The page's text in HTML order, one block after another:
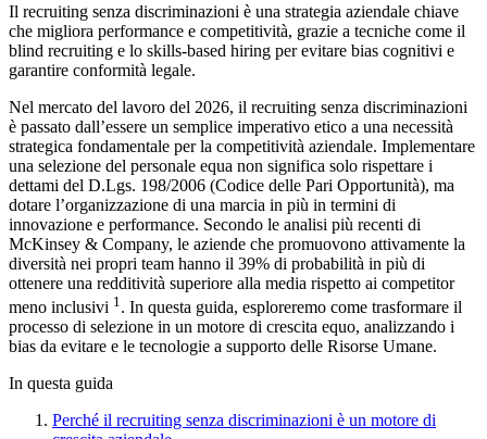
Il recruiting senza discriminazioni è una strategia aziendale chiave
che migliora performance e competitività, grazie a tecniche come il
blind recruiting e lo skills-based hiring per evitare bias cognitivi e
garantire conformità legale.
Nel mercato del lavoro del 2026, il recruiting senza discriminazioni
è passato dall’essere un semplice imperativo etico a una necessità
strategica fondamentale per la competitività aziendale. Implementare
una selezione del personale equa non significa solo rispettare i
dettami del D.Lgs. 198/2006 (Codice delle Pari Opportunità), ma
dotare l’organizzazione di una marcia in più in termini di
innovazione e performance. Secondo le analisi più recenti di
McKinsey & Company, le aziende che promuovono attivamente la
diversità nei propri team hanno il 39% di probabilità in più di
ottenere una redditività superiore alla media rispetto ai competitor
meno inclusivi 1 . In questa guida, esploreremo come trasformare il
processo di selezione in un motore di crescita equo, analizzando i
bias da evitare e le tecnologie a supporto delle Risorse Umane.
In questa guida
Perché il recruiting senza discriminazioni è un motore di